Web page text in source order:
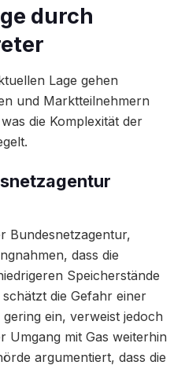
durch
Lage gehen
und Marktteilnehmern
die Komplexität der
Bundesnetzagentur,
dass die
Speicherstände
die Gefahr einer
ein, verweist jedoch
Umgang mit Gas weiterhin
argumentiert, dass die